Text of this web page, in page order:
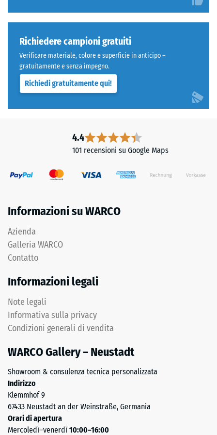
Richiedere campioni gratuiti
Verificare materiale, colore e superficie in anticipo –
gratuitamente e senza impegno.
Richiedi gratuitamente qui!
4.4
101 recensioni su Google Maps
Informazioni su WARCO
Azienda
Galleria WARCO
Contatto
Informazioni legali
Note legali
Informativa sulla privacy
Condizioni generali di vendita
WARCO Gallery – Neustadt
Showroom & consulenza tecnica personalizzata
Indirizzo
Klemmhof 9
67433 Neustadt an der Weinstraße, Germania
Orari di apertura
Mercoledì–venerdì 10:00–16:00